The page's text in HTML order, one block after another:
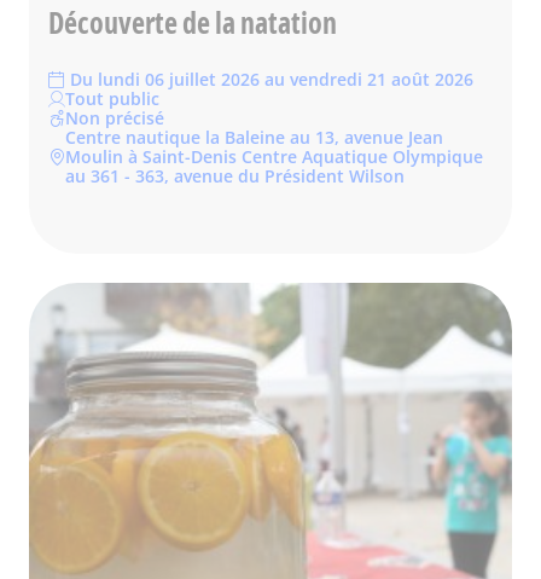
Découverte de la natation
Du lundi 06 juillet 2026 au vendredi 21 août 2026
Tout public
Non précisé
Centre nautique la Baleine au 13, avenue Jean
Moulin à Saint-Denis Centre Aquatique Olympique
au 361 - 363, avenue du Président Wilson